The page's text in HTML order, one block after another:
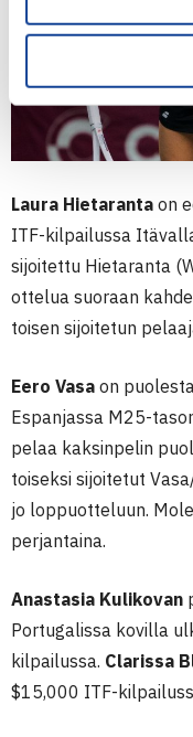
Laura Hietaranta on
ITF-kilpailussa
sijoitettu Hietaranta
ottelua suoraan
toisen sijoitetun
Eero Vasa on
Espanjassa M25-
pelaa kaksinpelin
toiseksi sijoitetut
jo loppuotteluun.
perjantaina.
Anastasia Kulikovan
Portugalissa kovilla
kilpailussa. Clarissa
$15,000 ITF-